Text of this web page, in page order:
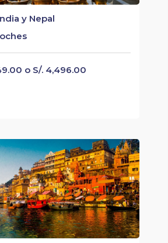
y Nepal
o S/. 4,496.00